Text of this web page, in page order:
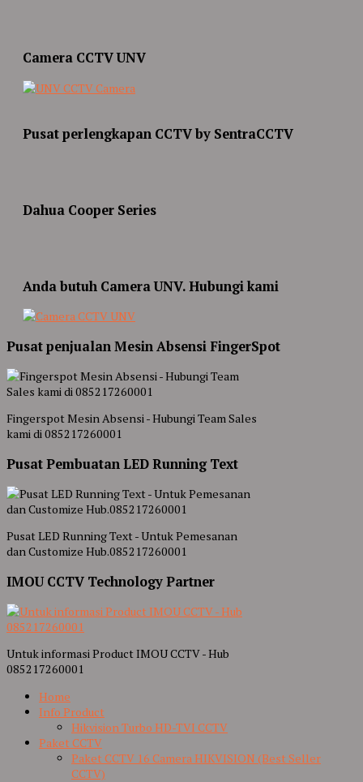
Camera CCTV UNV
Pusat perlengkapan CCTV by SentraCCTV
Dahua Cooper Series
Anda butuh Camera UNV. Hubungi kami
Pusat penjualan Mesin Absensi FingerSpot
Fingerspot Mesin Absensi - Hubungi Team Sales
kami di 085217260001
Pusat Pembuatan LED Running Text
Pusat LED Running Text - Untuk Pemesanan
dan Customize Hub.085217260001
IMOU CCTV Technology Partner
Untuk informasi Product IMOU CCTV - Hub
085217260001
Home
Info Product
Hikvision Turbo HD-TVI CCTV
Paket CCTV
Paket CCTV 16 Camera HIKVISION (Best Seller
CCTV)